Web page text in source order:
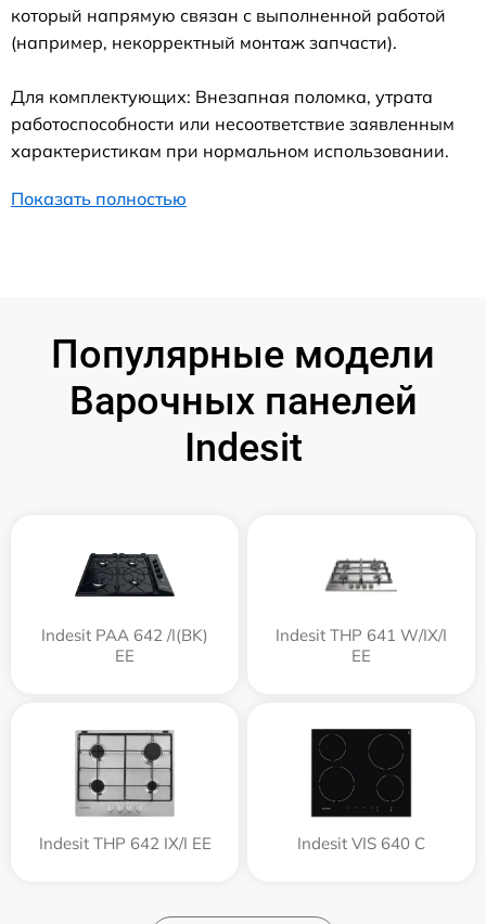
который напрямую связан с выполненной работой
(например, некорректный монтаж запчасти).
Для комплектующих: Внезапная поломка, утрата
работоспособности или несоответствие заявленным
характеристикам при нормальном использовании.
Показать полностью
Популярные модели
Варочных панелей
Indesit
Indesit PAA 642 /I(BK)
EE
Indesit THP 641 W/IX/I
EE
Indesit THP 642 IX/I EE Indesit VIS 640 C